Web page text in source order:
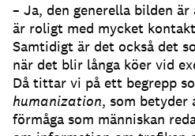
– Ja, den generella bilden
är roligt med mycket
Samtidigt är det också det
när det blir långa köer vid
Då tittar vi på ett begrepp
humanization, som betyder
förmåga som människan